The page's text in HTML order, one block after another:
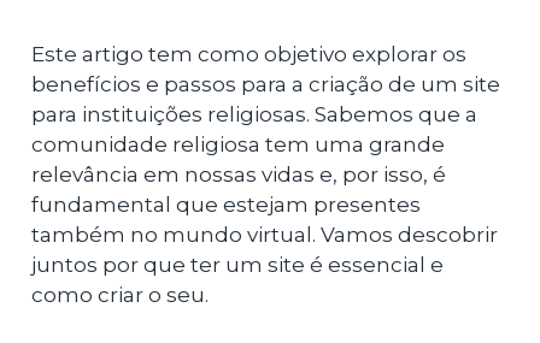
Este artigo tem como objetivo explorar os
benefícios e passos para a criação de um site
para instituições religiosas. Sabemos que a
comunidade religiosa tem uma grande
relevância em nossas vidas e, por isso, é
fundamental que estejam presentes
também no mundo virtual. Vamos descobrir
juntos por que ter um site é essencial e
como criar o seu.